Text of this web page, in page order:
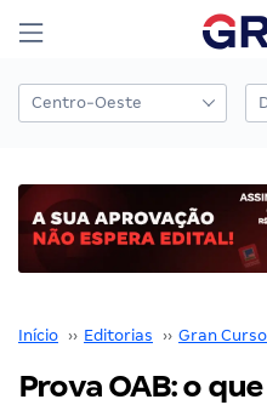
Início ›› Editorias ›› Gran
Prova OAB: o